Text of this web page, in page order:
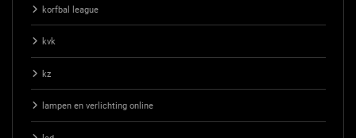
korfbal league
kvk
kz
lampen en verlichting online